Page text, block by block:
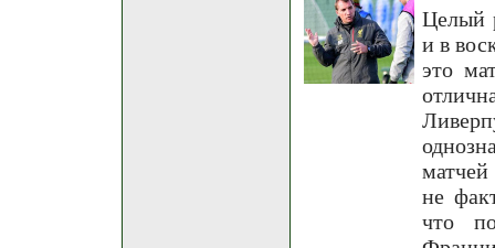
Целый
и в
это
не
что